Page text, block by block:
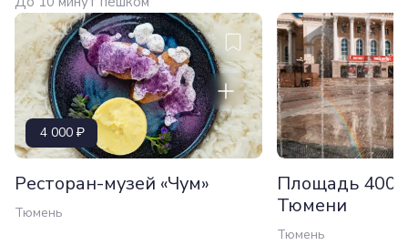
4 000
Ресторан-музей «Чум»
Тюмень
Площадь 400-
Тюмени
Тюмень